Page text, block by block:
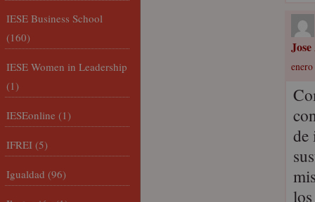
de
IESE Business School
(160)
IESE Women in Leadership
(1)
IESEonline (1)
IFREI (5)
Igualdad (96)